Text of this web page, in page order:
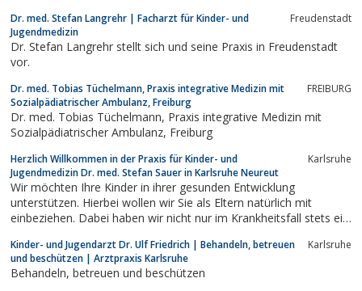
Verbindung von Naturheilkunde und Homöopathie mit aktueller...
Dr. med. Stefan Langrehr | Facharzt für Kinder- und
Jugendmedizin
Freudenstadt
Dr. Stefan Langrehr stellt sich und seine Praxis in Freudenstadt
vor.
Dr. med. Tobias Tüchelmann, Praxis integrative Medizin mit
Sozialpädiatrischer Ambulanz, Freiburg
FREIBURG
Dr. med. Tobias Tüchelmann, Praxis integrative Medizin mit
Sozialpädiatrischer Ambulanz, Freiburg
Herzlich Willkommen in der Praxis für Kinder- und
Jugendmedizin Dr. med. Stefan Sauer in Karlsruhe Neureut
Karlsruhe
Wir möchten Ihre Kinder in ihrer gesunden Entwicklung
unterstützen. Hierbei wollen wir Sie als Eltern natürlich mit
einbeziehen. Dabei haben wir nicht nur im Krankheitsfall stets ein
Wir begleiten Ihre Kinder als kinder- und jugendmedizinisches
Praxisteam vom Säugling...
Kinder- und Jugendarzt Dr. Ulf Friedrich | Behandeln, betreuen
und beschützen | Arztpraxis Karlsruhe
Karlsruhe
Behandeln, betreuen und beschützen